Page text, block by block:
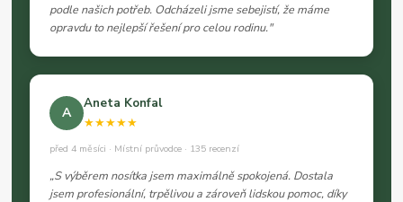
podle našich potřeb. Odcházeli jsme sebejistí, že máme
opravdu to nejlepší řešení pro celou rodinu."
A
Aneta Konfal
★★★★★
před 4 měsíci · Místní průvodce · 135 recenzí
„S výběrem nosítka jsem maximálně spokojená. Dostala
jsem profesionální, trpělivou a zároveň lidskou pomoc, díky